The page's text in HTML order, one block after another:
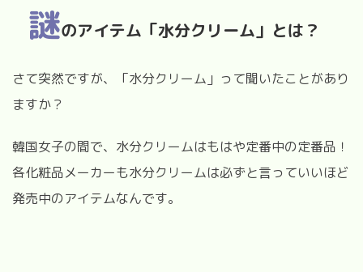
謎のアイテム「水分クリーム」とは？
さて突然ですが、「水分クリーム」って聞いたことがあり
ますか？
韓国女子の間で、水分クリームはもはや定番中の定番品！
各化粧品メーカーも水分クリームは必ずと言っていいほど
発売中のアイテムなんです。